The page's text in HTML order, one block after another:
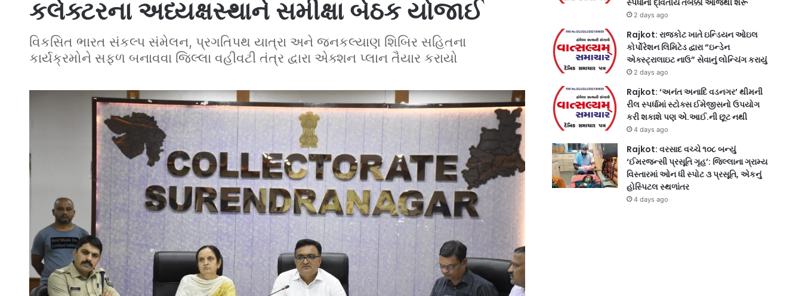
કલેક્ટરના અધ્યક્ષસ્થાને સમીક્ષા બેઠક યોજાઈ
વિકસિત ભારત સંકલ્પ સંમેલન, પ્રગતિપથ યાત્રા અને જનકલ્યાણ શિબિર સહિતના
કાર્યક્રમોને સફળ બનાવવા જિલ્લા વહીવટી તંત્ર દ્વારા એક્શન પ્લાન તૈયાર કરાયો
સ્પર્ધાનો દ્વિતીય તબક્કો આજથી શરૂ
2 days ago
Rajkot: રાજકોટ ખાતે ઇન્ડિયન ઓઇલ
કોર્પોરેશન લિમિટેડ દ્વારા “ઇન્ડેન
એક્સ્ટ્રાલાઇટ નાઉ” સેવાનું લોન્ચિંગ કરાયું
2 days ago
Rajkot: ‘અનંત અનાદિ વડનગર’ થીમની
રીલ સ્પર્ધામાં સ્ટોક્સ ઈમેજીસનો ઉપયોગ
કરી શકાશે પણ એ.આઈ.ની છૂટ નથી
4 days ago
Rajkot: વરસાદ વચ્ચે ૧૦૮ બન્યું
‘ઈમરજન્સી પ્રસૂતિ ગૃહ’: જિલ્લાના ગ્રામ્ય
વિસ્તારમાં ઓન ધી સ્પોટ ૩ પ્રસૂતિ, એકનું
હોસ્પિટલ સ્થળાંતર
4 days ago